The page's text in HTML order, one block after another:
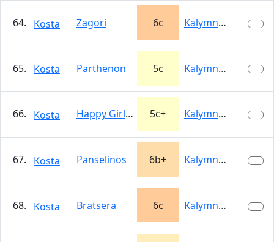
64. Kosta Zagori 6c Kalymnos
65. Kosta Parthenon 5c Kalymnos
66. Kosta Happy Girlfriend 5c+ Kalymnos
67. Kosta Panselinos 6b+ Kalymnos
68. Kosta Bratsera 6c Kalymnos